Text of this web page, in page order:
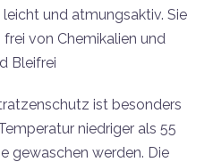
und atmungsaktiv. Sie
von Chemikalien und
Bleifrei
ist besonders
niedriger als 55
gewaschen werden. Die